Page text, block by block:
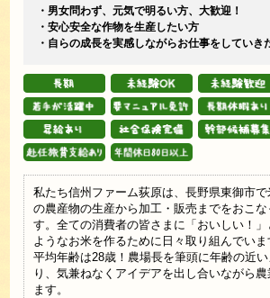
・男女問わず、元気で明るい方、大歓迎！
・安心安全な作物を生産したい方
・自らの成長を実感しながらお仕事をしていき
私たち信州ファーム荻原は、長野県東御市
の農産物の生産から加工・販売までをおこ
す。全ての消費者の皆さまに「おいしい！
ようなお米を作るために日々取り組んでいま
平均年齢は28歳！農場長を筆頭に年齢の近
り、気兼ねなくアイデアを出し合いながら
ます。